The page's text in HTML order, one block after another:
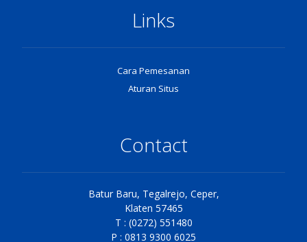
Links
Cara Pemesanan
Aturan Situs
Contact
Batur Baru, Tegalrejo, Ceper,
Klaten 57465
T : (0272) 551480
P : 0813 9300 6025